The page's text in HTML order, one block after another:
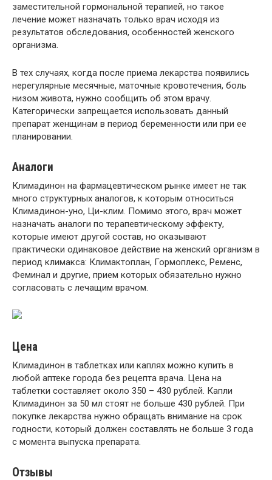
заместительной гормональной терапией, но такое
лечение может назначать только врач исходя из
результатов обследования, особенностей женского
организма.
В тех случаях, когда после приема лекарства появились
нерегулярные месячные, маточные кровотечения, боль
низом живота, нужно сообщить об этом врачу.
Категорически запрещается использовать данный
препарат женщинам в период беременности или при ее
планировании.
Аналоги
Климадинон на фармацевтическом рынке имеет не так
много структурных аналогов, к которым относиться
Климадинон-уно, Ци-клим. Помимо этого, врач может
назначать аналоги по терапевтическому эффекту,
которые имеют другой состав, но оказывают
практически одинаковое действие на женский организм в
период климакса: Климактоплан, Гормоплекс, Ременс,
Феминал и другие, прием которых обязательно нужно
согласовать с лечащим врачом.
Цена
Климадинон в таблетках или каплях можно купить в
любой аптеке города без рецепта врача. Цена на
таблетки составляет около 350 – 430 рублей. Капли
Климадинон за 50 мл стоят не больше 430 рублей. При
покупке лекарства нужно обращать внимание на срок
годности, который должен составлять не больше 3 года
с момента выпуска препарата.
Отзывы